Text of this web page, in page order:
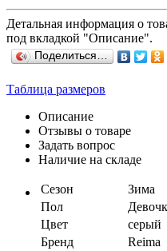
Детальная информация о
под вкладкой "Описание".
Поделиться…
Таблица размеров
Описание
Отзывы о товаре
Задать вопрос
Наличие на складе
Сезон
Зима
Пол
Цвет
серый
Бренд
Reima